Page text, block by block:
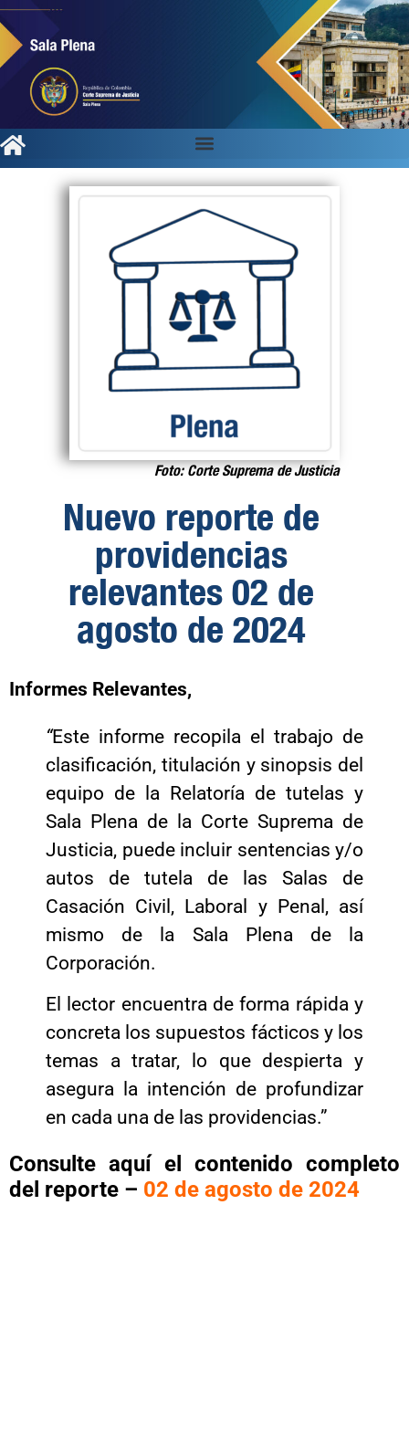
Foto: Corte Suprema de Justicia
Nuevo reporte de
providencias
relevantes 02 de
agosto de 2024
Informes Relevantes,
“Este informe recopila el trabajo de
clasificación, titulación y sinopsis del
equipo de la Relatoría de tutelas y
Sala Plena de la Corte Suprema de
Justicia, puede incluir sentencias y/o
autos de tutela de las Salas de
Casación Civil, Laboral y Penal, así
mismo de la Sala Plena de la
Corporación.
El lector encuentra de forma rápida y
concreta los supuestos fácticos y los
temas a tratar, lo que despierta y
asegura la intención de profundizar
en cada una de las providencias.”
Consulte aquí el contenido completo
del reporte – 02 de agosto de 2024